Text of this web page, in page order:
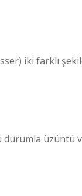
iki farklı
durumla üzüntü